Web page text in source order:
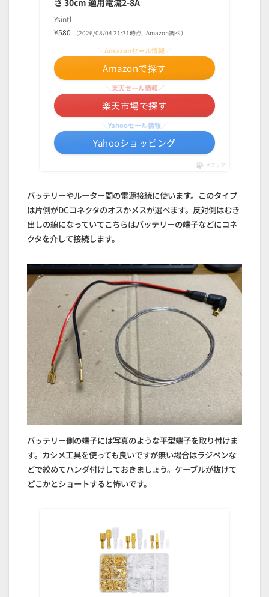
さ 30cm 適用電流2-8A
Ysintl
¥580
（2026/08/04 21:31時点 | Amazon調べ）
＼Amazonセール情報／
Amazonで探す
＼楽天セール情報／
楽天市場で探す
＼Yahooセール情報／
Yahooショッピング
ポチップ
バッテリーやルーター間の電源接続に使います。このタイプ
は片側がDCコネクタのオスかメスが選べます。反対側はむき
出しの線になっていてこちらはバッテリーの端子などにコネ
クタを介して接続します。
バッテリー側の端子には写真のような平型端子を取り付けま
す。カシメ工具を使っても良いですが無い場合はラジペンな
どで絞めてハンダ付けしておきましょう。ケーブルが抜けて
どこかとショートすると怖いです。